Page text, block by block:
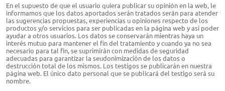
En el supuesto de que el usuario quiera publicar su opinión en la web, le
informamos que los datos aportados serán tratados serán para atender
las sugerencias propuestas, experiencias u opiniones respecto de los
productos y/o servicios para ser publicadas en la página web y así poder
ayudar a otros usuarios. Los datos se conservarán mientras haya un
interés mutuo para mantener el fin del tratamiento y cuando ya no sea
necesario para tal fin, se suprimirán con medidas de seguridad
adecuadas para garantizar la seudonimización de los datos o
destrucción total de los mismos. Los testigos se publicarán en nuestra
página web. El único dato personal que se publicará del testigo será su
nombre.